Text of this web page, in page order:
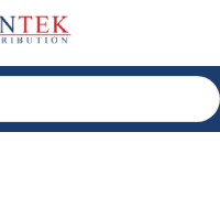
Batteries